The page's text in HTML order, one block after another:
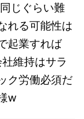
じぐらい難
れる可能性は
起業すれば
維持はサラ
ク労働必須だ
w